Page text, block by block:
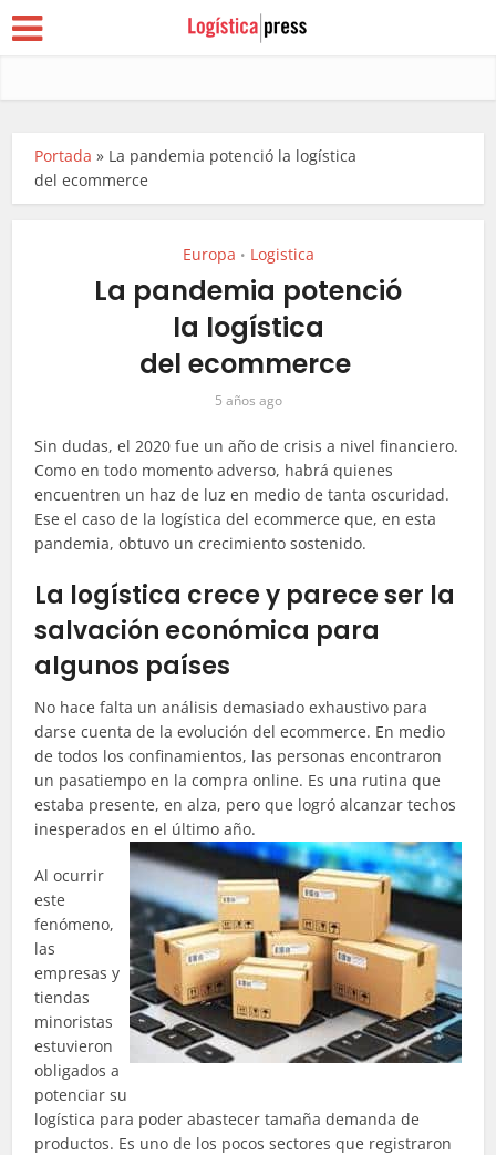
Portada » La pandemia potenció la logística
del ecommerce
Europa • Logistica
La pandemia potenció
la logística
del ecommerce
5 años ago
Sin dudas, el 2020 fue un año de crisis a nivel financiero.
Como en todo momento adverso, habrá quienes
encuentren un haz de luz en medio de tanta oscuridad.
Ese el caso de la logística delecommerce que, en esta
pandemia, obtuvo un crecimiento sostenido.
La logística crece y parece ser la
salvación económica para
algunos países
No hace falta un análisis demasiado exhaustivo para
darse cuenta de la evolución delecommerce. En medio
de todos los confinamientos, las personas encontraron
un pasatiempo en la compra online. Es una rutina que
estaba presente, en alza, pero que logró alcanzar techos
inesperados en el último año.
Al ocurrir
este
fenómeno,
las
empresas y
tiendas
minoristas
estuvieron
obligados a
potenciar su
logística para poder abastecer tamaña demanda de
productos. Es uno de los pocos sectores que registraron